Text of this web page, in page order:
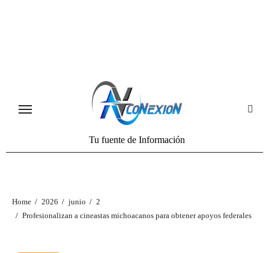
Tu fuente de Información
Home 2026 junio
2
Profesionalizan a cineastas michoacanos para obtener apoyos federales